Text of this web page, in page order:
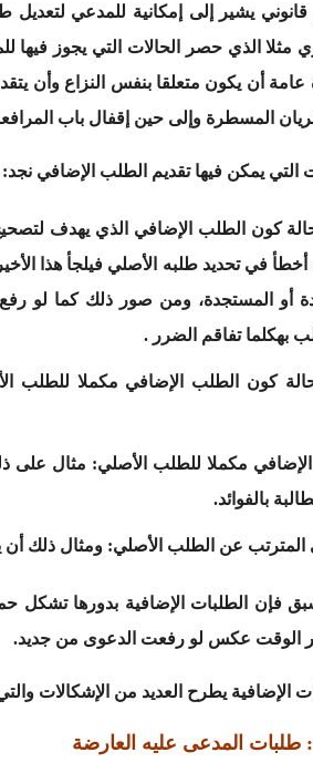
يشير إلى إمكانية للمدعي لتعديل
الذي حصر الحالات التي يجوز فيها
عامة أن يكون متعلقا بنفس النزاع وأن
المسطرة وإلى حين إقفال باب
التي يمكن فيها تقديم الطلب الإضافي نجد:
كون الطلب الإضافي الذي يهدف
في تحديد طلبه الأصلي فيلجأ هذا
أو المستجدة، ومن صور ذلك كما لو
بهكلما تفاقم الضرر .
كون الطلب الإضافي مكملا للطلب
الإضافي مكملا للطلب الأصلي: مثال على
بالفوائد.
المترتب عن الطلب الأصلي: ومثال ذلك
فإن الطلبات الإضافية بدورها تشكل
الوقت عكس لو رفعت الدعوى من جديد.
الإضافية يطرح العديد من الإشكالات
: طلبات المدعى عليه العارضة